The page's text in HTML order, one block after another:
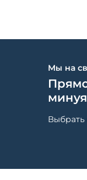
Мы на
Выбрать